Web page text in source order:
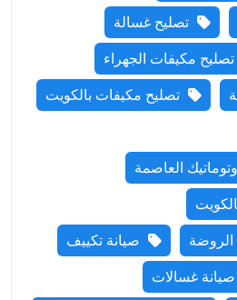
تصليح غسالة
تصليح مكيفات الجهراء
تصليح مكيفات بالكويت
العاصمة
صيانة تكييف
صيانة غسالات